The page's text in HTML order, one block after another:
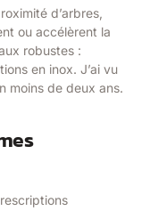
d’arbres,
ou accélèrent la
robustes :
en inox. J’ai vu
moins de deux ans.